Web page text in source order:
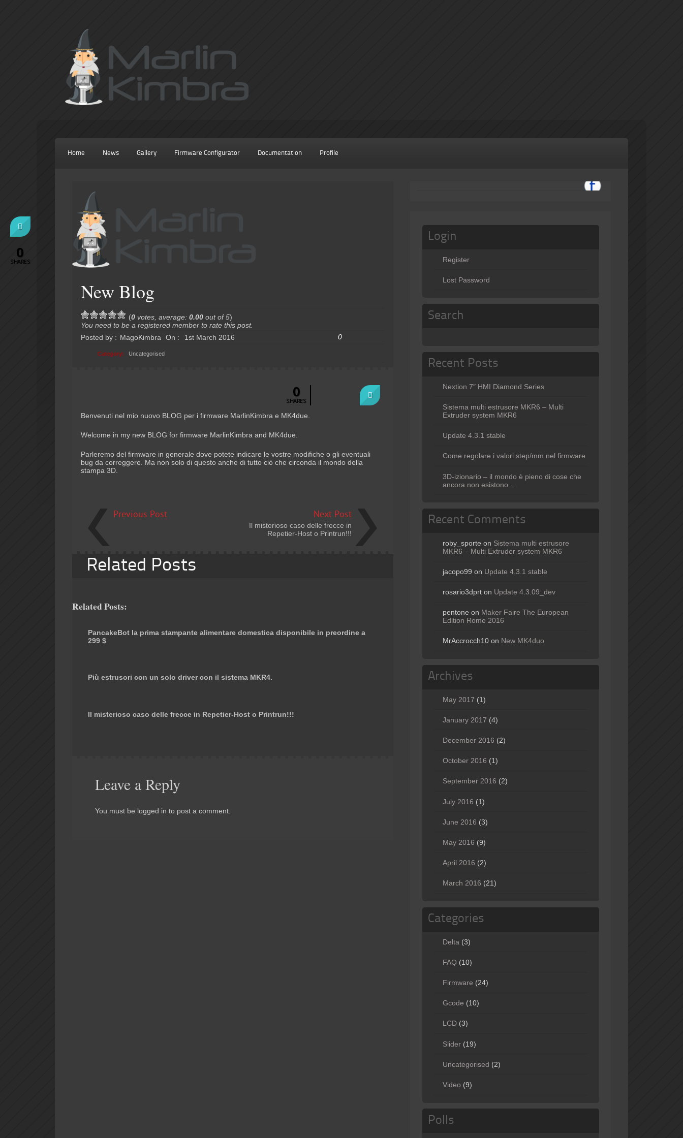
Home News Gallery Firmware Configurator Documentation Profile
New Blog
(0votes, average: 0.00out of 5)
You need to be a registered member to rate this post.
Posted by : MagoKimbra On : 1st March 2016 0
Category: Uncategorised
0
SHARES
Benvenuti nel mio nuovo BLOG per i firmware MarlinKimbra e MK4due.
Welcome in my new BLOG for firmware MarlinKimbra and MK4due.
Parleremo del firmware in generale dove potete indicare le vostre modifiche o gli eventuali
bug da correggere. Ma non solo di questo anche di tutto ciò che circonda il mondo della
stampa 3D.
Previous Post Next Post
Il misterioso caso delle frecce in
Repetier-Host o Printrun!!!
Related Posts
Related Posts:
PancakeBot la prima stampante alimentare domestica disponibile in preordine a
299 $
Più estrusori con un solo driver con il sistema MKR4.
Il misterioso caso delle frecce in Repetier-Host o Printrun!!!
Leave a Reply
You must be logged in to post a comment.
Login
Register
Lost Password
Search
Recent Posts
Nextion 7″ HMI Diamond Series
Sistema multi estrusore MKR6 – Multi
Extruder system MKR6
Update 4.3.1 stable
Come regolare i valori step/mm nel firmware
3D-izionario – il mondo è pieno di cose che
ancora non esistono …
Recent Comments
roby_sporte on Sistema multi estrusore
MKR6 – Multi Extruder system MKR6
jacopo99 on Update 4.3.1 stable
rosario3dprt on Update 4.3.09_dev
pentone on Maker Faire The European
Edition Rome 2016
MrAccrocch10 on New MK4duo
Archives
May 2017 (1)
January 2017 (4)
December 2016 (2)
October 2016 (1)
September 2016 (2)
July 2016 (1)
June 2016 (3)
May 2016 (9)
April 2016 (2)
March 2016 (21)
Categories
Delta (3)
FAQ (10)
Firmware (24)
Gcode (10)
LCD (3)
Slider (19)
Uncategorised (2)
Video (9)
Polls
0
SHARES